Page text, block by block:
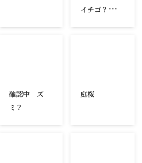
イチゴ？屋久
確認中 ズ
ミ？
庭桜